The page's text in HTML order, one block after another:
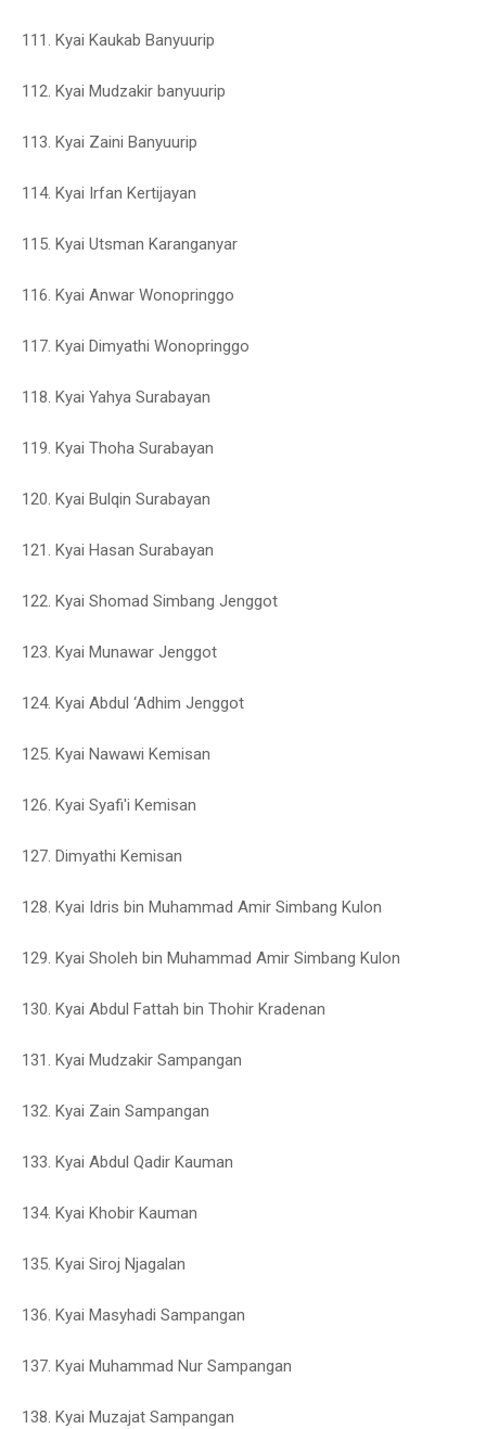
111. Kyai Kaukab Banyuurip
112. Kyai Mudzakir banyuurip
113. Kyai Zaini Banyuurip
114. Kyai Irfan Kertijayan
115. Kyai Utsman Karanganyar
116. Kyai Anwar Wonopringgo
117. Kyai Dimyathi Wonopringgo
118. Kyai Yahya Surabayan
119. Kyai Thoha Surabayan
120. Kyai Bulqin Surabayan
121. Kyai Hasan Surabayan
122. Kyai Shomad Simbang Jenggot
123. Kyai Munawar Jenggot
124. Kyai Abdul ‘Adhim Jenggot
125. Kyai Nawawi Kemisan
126. Kyai Syafi'i Kemisan
127. Dimyathi Kemisan
128. Kyai Idris bin Muhammad Amir Simbang Kulon
129. Kyai Sholeh bin Muhammad Amir Simbang Kulon
130. Kyai Abdul Fattah bin Thohir Kradenan
131. Kyai Mudzakir Sampangan
132. Kyai Zain Sampangan
133. Kyai Abdul Qadir Kauman
134. Kyai Khobir Kauman
135. Kyai Siroj Njagalan
136. Kyai Masyhadi Sampangan
137. Kyai Muhammad Nur Sampangan
138. Kyai Muzajat Sampangan